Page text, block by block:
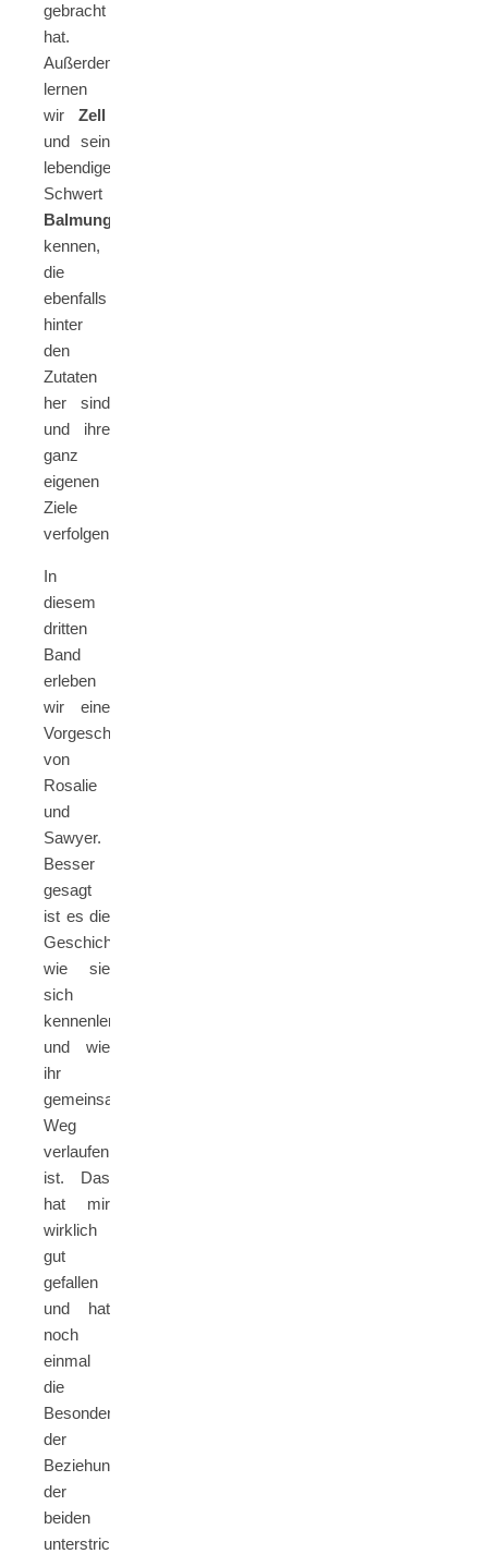
gebracht
hat.
Außerdem
lernen
wir Zell
und sein
lebendiges
Schwert
Balmung
kennen,
die
ebenfalls
hinter
den
Zutaten
her sind
und ihre
ganz
eigenen
Ziele
verfolgen.
In
diesem
dritten
Band
erleben
wir eine
Vorgeschichte
von
Rosalie
und
Sawyer.
Besser
gesagt
ist es die
Geschichte,
wie sie
sich
kennenlernten
und wie
ihr
gemeinsamer
Weg
verlaufen
ist. Das
hat mir
wirklich
gut
gefallen
und hat
noch
einmal
die
Besonderheit
der
Beziehung
der
beiden
unterstrichen.